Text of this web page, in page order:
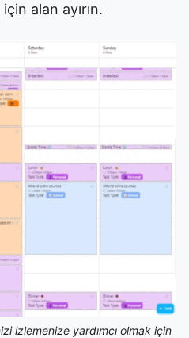
alan ayırın.
izlemenize yardımcı olmak için